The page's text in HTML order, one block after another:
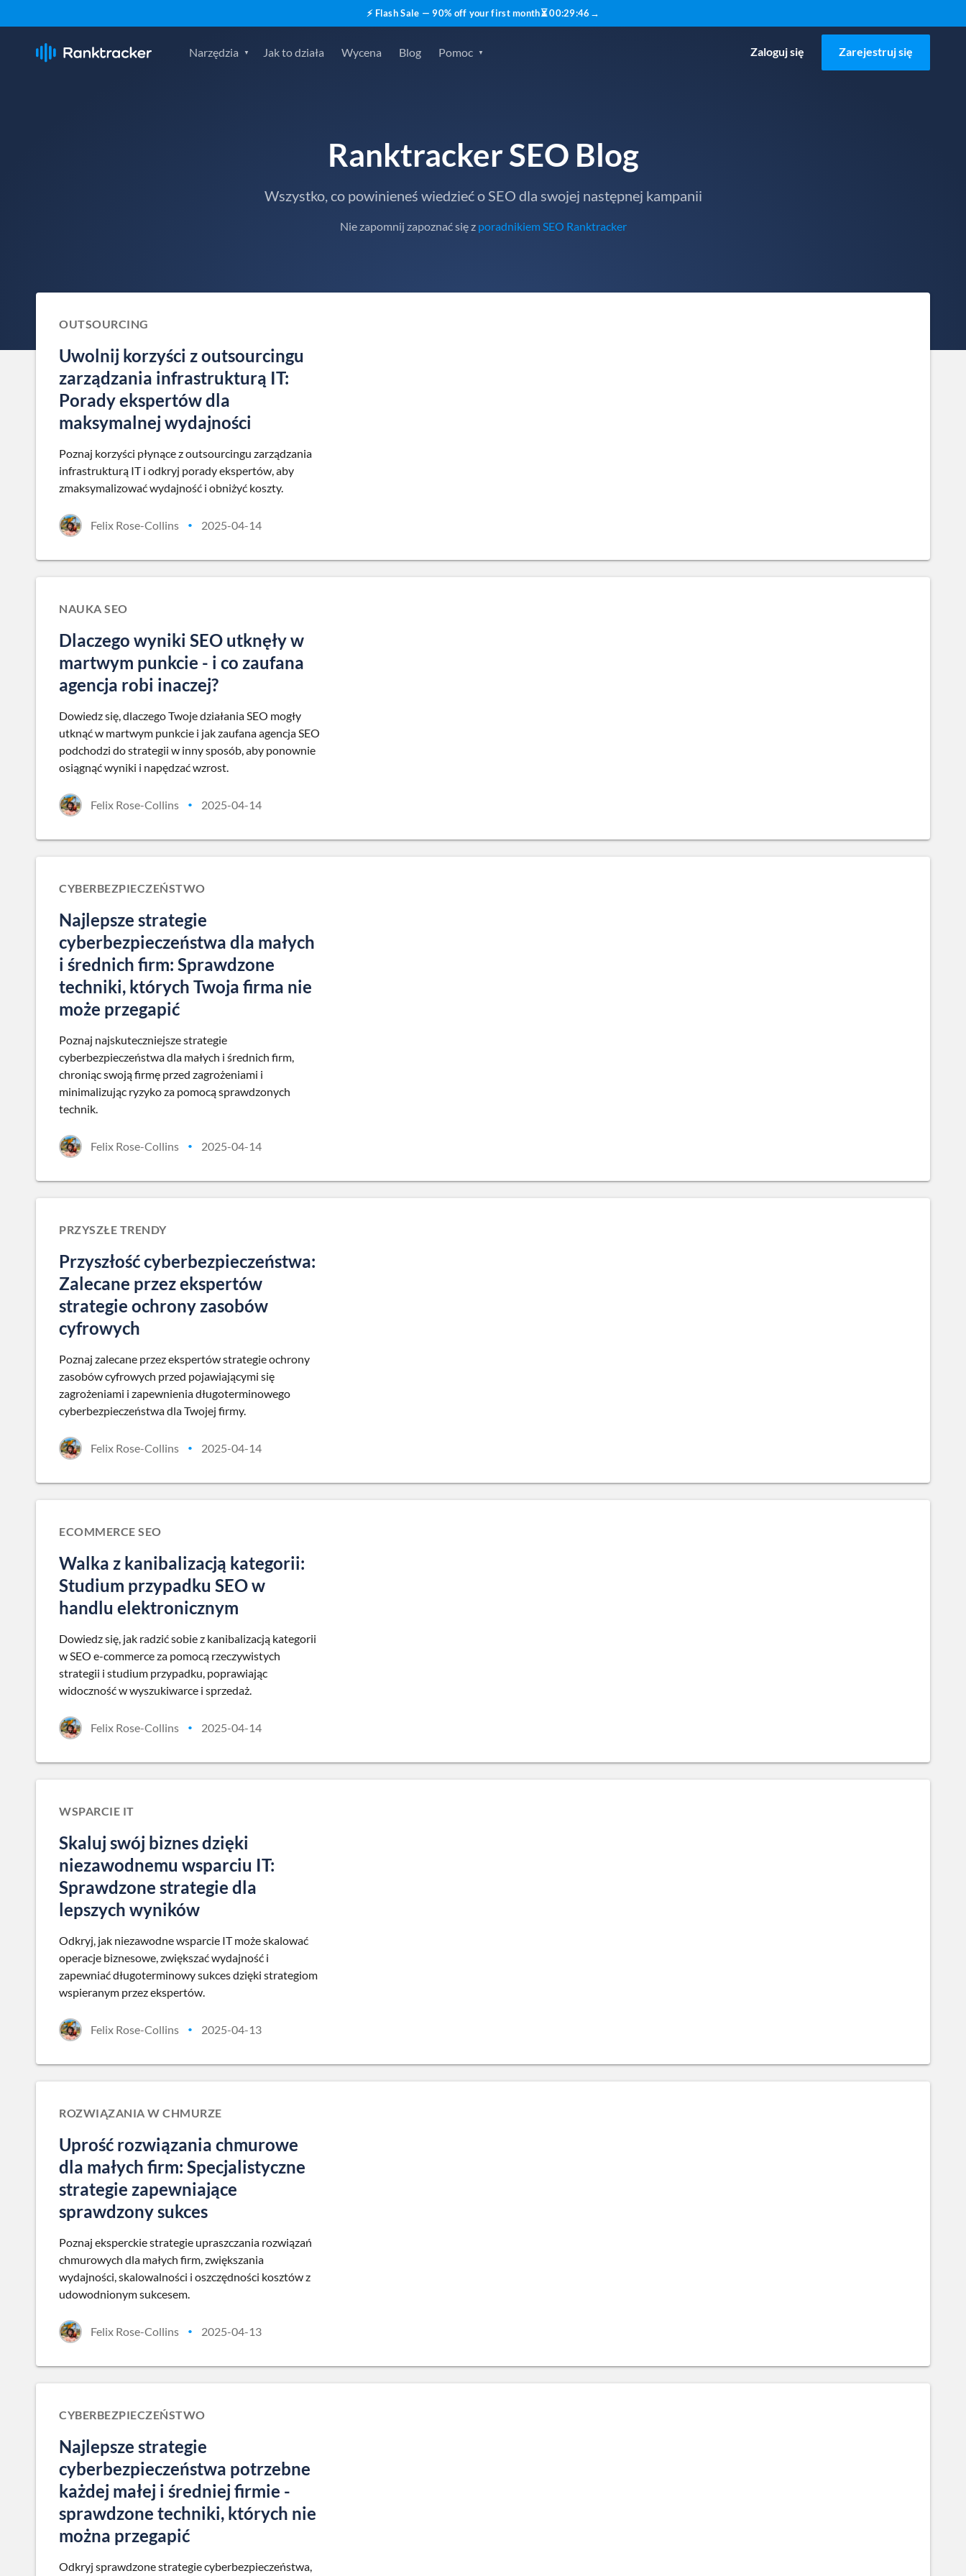
⚡ Flash Sale — 90% off your first month⏳00:29:45 →
Narzędzia Jak to działa Wycena Blog Pomoc Zaloguj się Zarejestruj się
Ranktracker SEO Blog
Wszystko, co powinieneś wiedzieć o SEO dla swojej następnej kampanii
Nie zapomnij zapoznać się z poradnikiem SEO Ranktracker
OUTSOURCING
Uwolnij korzyści z outsourcingu
zarządzania infrastrukturą IT:
Porady ekspertów dla
maksymalnej wydajności
Poznaj korzyści płynące z outsourcingu zarządzania
infrastrukturą IT i odkryj porady ekspertów, aby
zmaksymalizować wydajność i obniżyć koszty.
Felix Rose-Collins • 2025-04-14
NAUKA SEO
Dlaczego wyniki SEO utknęły w
martwym punkcie - i co zaufana
agencja robi inaczej?
Dowiedz się, dlaczego Twoje działania SEO mogły
utknąć w martwym punkcie i jak zaufana agencja SEO
podchodzi do strategii w inny sposób, aby ponownie
osiągnąć wyniki i napędzać wzrost.
Felix Rose-Collins • 2025-04-14
CYBERBEZPIECZEŃSTWO
Najlepsze strategie
cyberbezpieczeństwa dla małych
i średnich firm: Sprawdzone
techniki, których Twoja firma nie
może przegapić
Poznaj najskuteczniejsze strategie
cyberbezpieczeństwa dla małych i średnich firm,
chroniąc swoją firmę przed zagrożeniami i
minimalizując ryzyko za pomocą sprawdzonych
technik.
Felix Rose-Collins • 2025-04-14
PRZYSZŁE TRENDY
Przyszłość cyberbezpieczeństwa:
Zalecane przez ekspertów
strategie ochrony zasobów
cyfrowych
Poznaj zalecane przez ekspertów strategie ochrony
zasobów cyfrowych przed pojawiającymi się
zagrożeniami i zapewnienia długoterminowego
cyberbezpieczeństwa dla Twojej firmy.
Felix Rose-Collins • 2025-04-14
ECOMMERCE SEO
Walka z kanibalizacją kategorii:
Studium przypadku SEO w
handlu elektronicznym
Dowiedz się, jak radzić sobie z kanibalizacją kategorii
w SEO e-commerce za pomocą rzeczywistych
strategii i studium przypadku, poprawiając
widoczność w wyszukiwarce i sprzedaż.
Felix Rose-Collins • 2025-04-14
WSPARCIE IT
Skaluj swój biznes dzięki
niezawodnemu wsparciu IT:
Sprawdzone strategie dla
lepszych wyników
Odkryj, jak niezawodne wsparcie IT może skalować
operacje biznesowe, zwiększać wydajność i
zapewniać długoterminowy sukces dzięki strategiom
wspieranym przez ekspertów.
Felix Rose-Collins • 2025-04-13
ROZWIĄZANIA W CHMURZE
Uprość rozwiązania chmurowe
dla małych firm: Specjalistyczne
strategie zapewniające
sprawdzony sukces
Poznaj eksperckie strategie upraszczania rozwiązań
chmurowych dla małych firm, zwiększania
wydajności, skalowalności i oszczędności kosztów z
udowodnionym sukcesem.
Felix Rose-Collins • 2025-04-13
CYBERBEZPIECZEŃSTWO
Najlepsze strategie
cyberbezpieczeństwa potrzebne
każdej małej i średniej firmie -
sprawdzone techniki, których nie
można przegapić
Odkryj sprawdzone strategie cyberbezpieczeństwa,